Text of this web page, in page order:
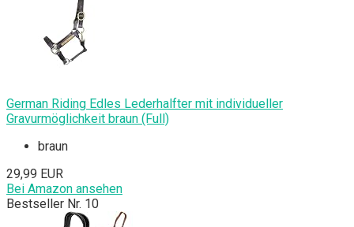
German Riding Edles Lederhalfter mit individueller
Gravurmöglichkeit braun (Full)
braun
29,99 EUR
Bei Amazon ansehen
Bestseller Nr. 10